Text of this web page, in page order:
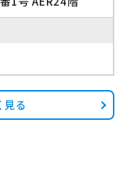
見る